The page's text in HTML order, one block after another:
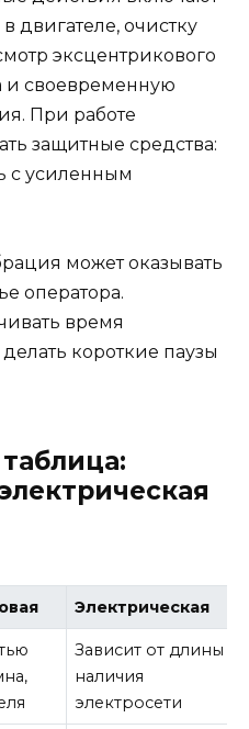
двигателе, очистку
эксцентрикового
и своевременную
При работе
защитные средства:
с усиленным
может оказывать
оператора.
время
короткие паузы
Электрическая
Зависит от длины и
наличия
электросети